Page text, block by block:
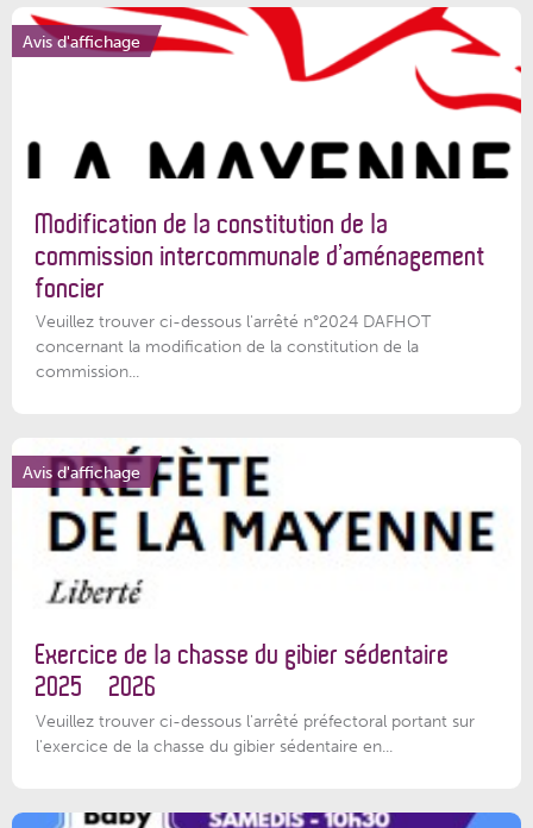
Avis d'affichage
Modification de la constitution de la
commission intercommunale d’aménagement
foncier
Veuillez trouver ci-dessous l'arrêté n°2024 DAFHOT
concernant la modification de la constitution de la
commission...
Avis d'affichage
Exercice de la chasse du gibier sédentaire
2025 – 2026
Veuillez trouver ci-dessous l'arrêté préfectoral portant sur
l'exercice de la chasse du gibier sédentaire en...